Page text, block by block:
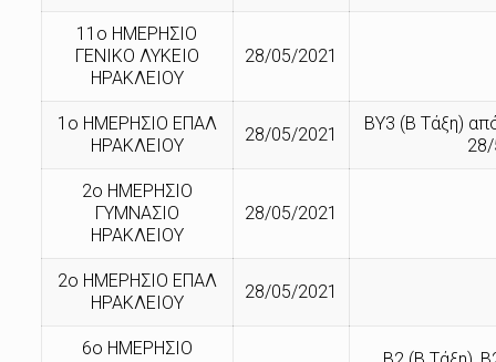
11ο ΗΜΕΡΗΣΙΟ
ΓΕΝΙΚΟ ΛΥΚΕΙΟ
ΗΡΑΚΛΕΙΟΥ
28/05/2021
1ο ΗΜΕΡΗΣΙΟ ΕΠΑΛ
ΗΡΑΚΛΕΙΟΥ
28/05/2021
ΒΥ3 (Β Τάξη)
2ο ΗΜΕΡΗΣΙΟ
ΓΥΜΝΑΣΙΟ
ΗΡΑΚΛΕΙΟΥ
28/05/2021
2ο ΗΜΕΡΗΣΙΟ ΕΠΑΛ
ΗΡΑΚΛΕΙΟΥ
28/05/2021
6ο ΗΜΕΡΗΣΙΟ